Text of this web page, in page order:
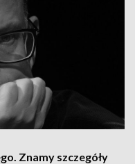
Znamy szczegóły